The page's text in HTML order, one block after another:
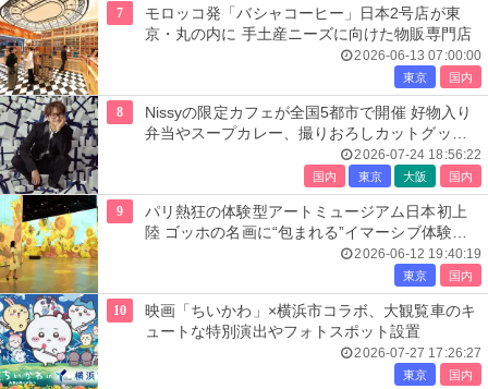
7
モロッコ発「バシャコーヒー」日本2号店が東
京・丸の内に 手土産ニーズに向けた物販専門店
2026-06-13 07:00:00
東京 国内
8
Nissyの限定カフェが全国5都市で開催 好物入り
弁当やスープカレー、撮りおろしカットグッズ
2026-07-24 18:56:22
国内 東京 大阪 国内
9
パリ熱狂の体験型アートミュージアム日本初上
陸 ゴッホの名画に“包まれる”イマーシブ体験＜
レーヴ・デ・リュミエール＞
2026-06-12 19:40:19
東京 国内
10
映画「ちいかわ」×横浜市コラボ、大観覧車のキ
ュートな特別演出やフォトスポット設置
2026-07-27 17:26:27
東京 国内